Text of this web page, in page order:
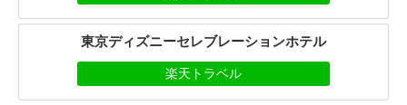
東京ディズニーセレブレーションホテル
楽天トラベル